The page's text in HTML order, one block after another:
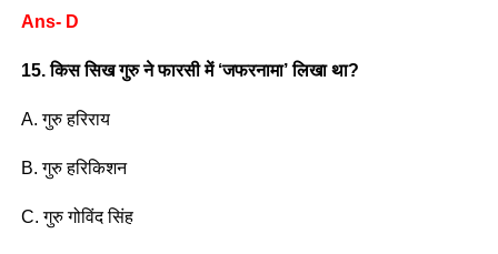
Ans- D
15. किस सिख गुरु ने फारसी में ‘जफरनामा’ लिखा था?
A. गुरु हरिराय
B. गुरु हरिकिशन
C. गुरु गोविंद सिंह